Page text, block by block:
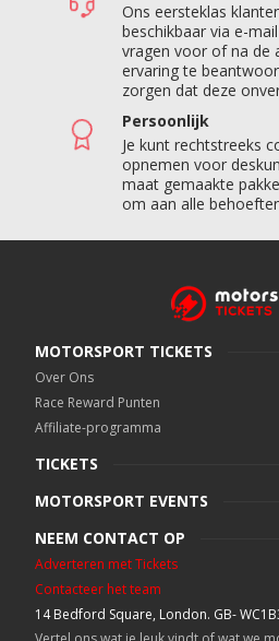
Ons eersteklas
beschikbaar via e-
vragen voor of na de
ervaring te
zorgen dat deze
Persoonlijk
Je kunt rechtstreeks
opnemen voor
maat gemaakte
om aan alle
MOTORSPORT TICKETS
Over Ons
Race Reward Punten
Affiliate-programma
TICKETS
MOTORSPORT EVENTS
NEEM CONTACT OP
Adverteren met Tickets
Contacteer het team
14 Bedford Square, London. GB-